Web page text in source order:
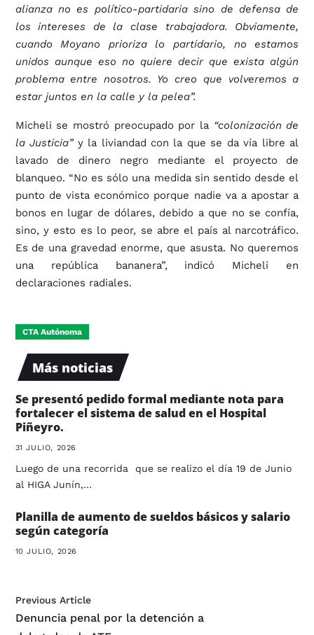
alianza no es político-partidaria sino de defensa de
los intereses de la clase trabajadora. Obviamente,
cuando Moyano prioriza lo partidario, no estamos
unidos aunque eso no quiere decir que exista algún
problema entre nosotros. Yo creo que volveremos a
estar juntos en la calle y la pelea”.
Micheli se mostró preocupado por la “colonización de
la Justicia”y la liviandad con la que se da vía libre al
lavado de dinero negro mediante el proyecto de
blanqueo. “No es sólo una medida sin sentido desde el
punto de vista económico porque nadie va a apostar a
bonos en lugar de dólares, debido a que no se confía,
sino, y esto es lo peor, se abre el país al narcotráfico.
Es de una gravedad enorme, que asusta. No queremos
una república bananera”, indicó Micheli en
declaraciones radiales.
CTA Autónoma
Más noticias
Se presentó pedido formal mediante nota para
fortalecer el sistema de salud en el Hospital
Piñeyro.
31 JULIO, 2026
Luego de una recorrida que se realizo el día 19 de Junio
al HIGA Junín,…
Planilla de aumento de sueldos básicos y salario
según categoría
10 JULIO, 2026
Previous Article
Denuncia penal por la detención a